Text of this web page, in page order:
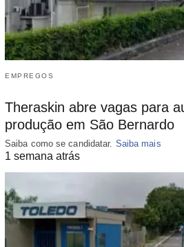
EMPREGOS
Theraskin abre vagas para
produção em São Bernardo
Saiba como se candidatar. Saiba mais
1 semana atrás